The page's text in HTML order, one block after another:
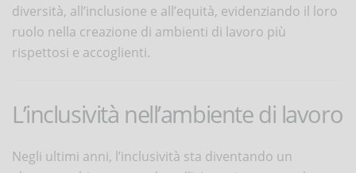
diversità, all’inclusione e all’equità, evidenziando il loro
ruolo nella creazione di ambienti di lavoro più
rispettosi e accoglienti.
L’inclusività nell’ambiente di lavoro
Negli ultimi anni, l’inclusività sta diventando un